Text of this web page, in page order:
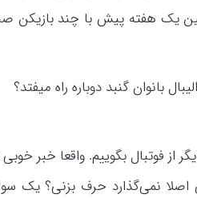
یک هفته پیش با چند بازیکن
بانوان گنبد دوباره راه میفتد؟
از فوتبال بگوییم. واقعا خبر
اصلا نمی‌گذارد حرف بزنی؟ یک